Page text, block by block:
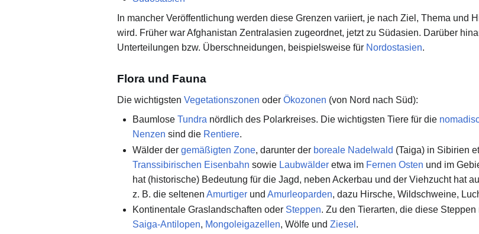
In mancher Veröffentlichung werden diese Grenzen variiert, je nach Ziel, Thema und
wird. Früher war Afghanistan Zentralasien zugeordnet, jetzt zu Südasien. Darüber
Unterteilungen bzw. Überschneidungen, beispielsweise für Nordostasien.
Flora und Fauna
Die wichtigsten Vegetationszonen oder Ökozonen (von Nord nach Süd):
Baumlose Tundra nördlich des Polarkreises. Die wichtigsten Tiere für die
Nenzen sind die Rentiere.
Wälder der gemäßigten Zone, darunter der boreale Nadelwald (Taiga) in Sibirien
Transsibirischen Eisenbahn sowie Laubwälderetwa im Fernen Osten und im
hat (historische) Bedeutung für die Jagd, neben Ackerbau und der Viehzucht hat
z. B. die seltenen Amurtigerund Amurleoparden, dazu Hirsche, Wildschweine,
Kontinentale Graslandschaften oder Steppen. Zu den Tierarten, die diese
Saiga-Antilopen, Mongoleigazellen, Wölfe und Ziesel .